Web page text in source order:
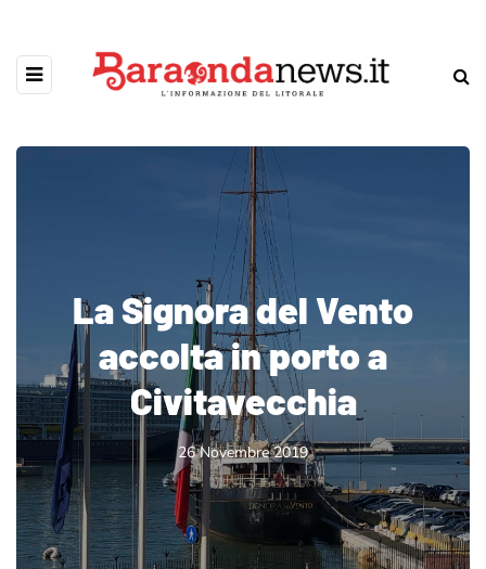
La Signora del Vento
accolta in porto a
Civitavecchia
26 Novembre 2019